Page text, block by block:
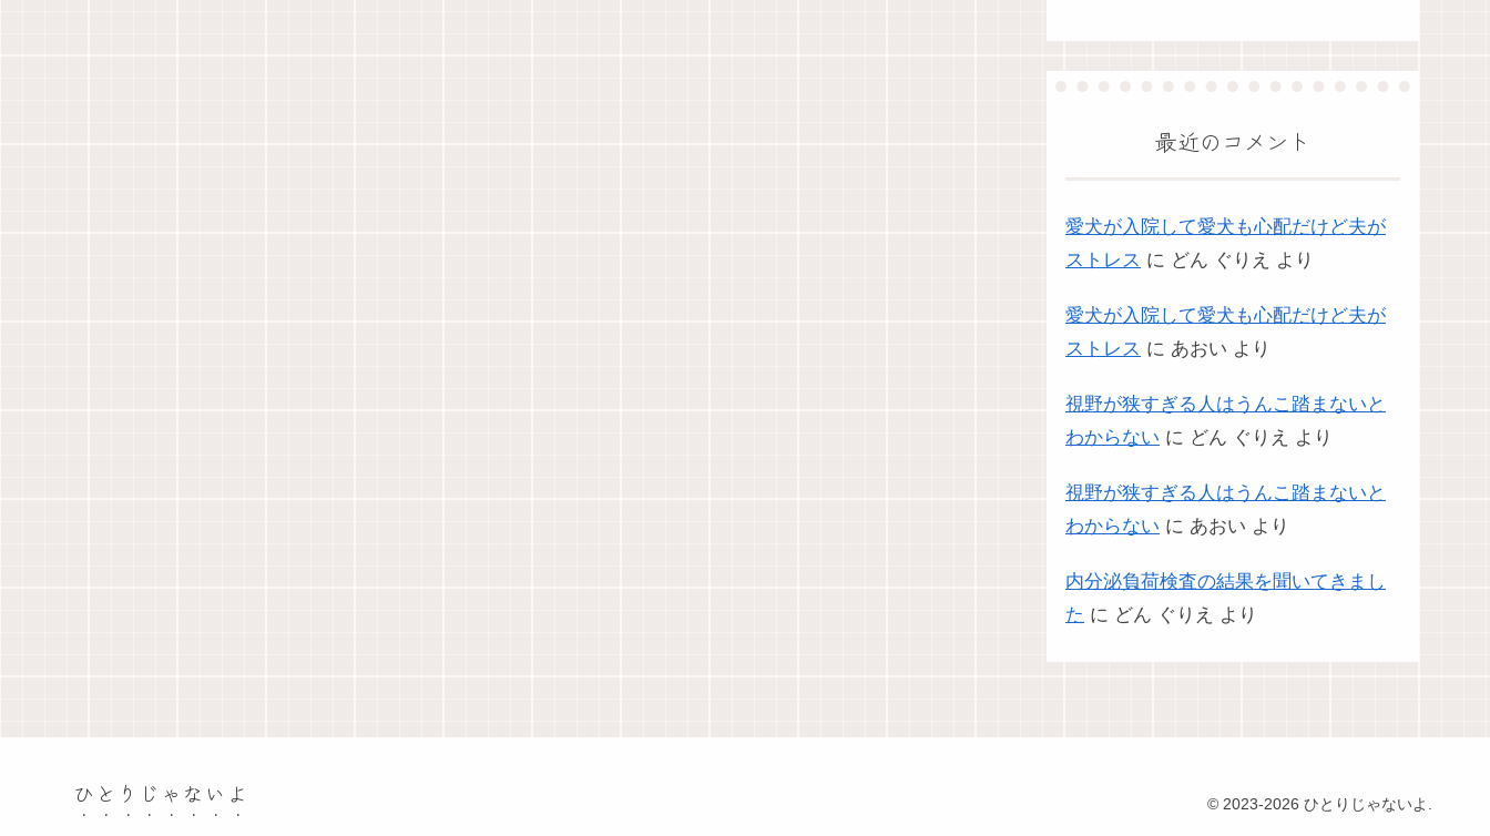
最近のコメント
愛犬が入院して愛犬も心配だけど夫が
ストレス に どん ぐりえ より
愛犬が入院して愛犬も心配だけど夫が
ストレス に あおい より
視野が狭すぎる人はうんこ踏まないと
わからない に どん ぐりえ より
視野が狭すぎる人はうんこ踏まないと
わからない に あおい より
内分泌負荷検査の結果を聞いてきまし
た に どん ぐりえ より
ひとりじゃないよ © 2023-2026 ひとりじゃないよ.